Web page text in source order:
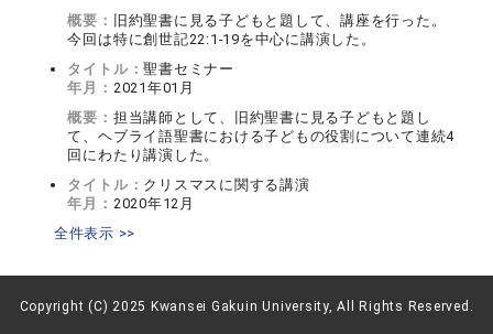
概要：
旧約聖書に見る子どもと題して、講座を行った。
今回は特に創世記22:1-19を中心に講演した。
タイトル：聖書セミナー
年月： 2021年01月
概要： 担当講師として、旧約聖書に見る子どもと題し
て、ヘブライ語聖書における子どもの役割について連続4
回にわたり講演した。
タイトル： クリスマスに関する講演
年月： 2020年12月
全件表示 >>
Copyright (C) 2025 Kwansei Gakuin University, All Rights Reserved.